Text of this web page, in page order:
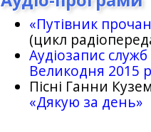
«Путівник
(цикл
Аудіозапис
Великодня 2015
Пісні Ганни
«Дякую за день»